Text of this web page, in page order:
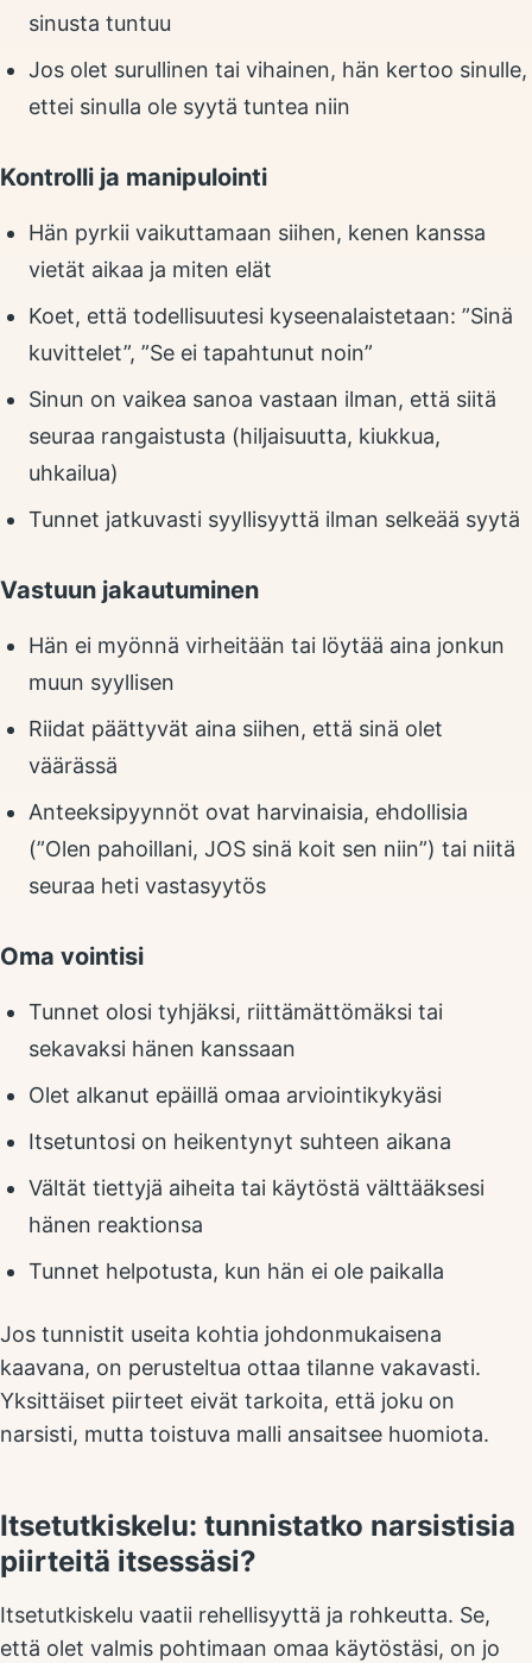
sinusta tuntuu
Jos olet surullinen tai vihainen, hän kertoo sinulle,
ettei sinulla ole syytä tuntea niin
Kontrolli ja manipulointi
Hän pyrkii vaikuttamaan siihen, kenen kanssa
vietät aikaa ja miten elät
Koet, että todellisuutesi kyseenalaistetaan: ”Sinä
kuvittelet”, ”Se ei tapahtunut noin”
Sinun on vaikea sanoa vastaan ilman, että siitä
seuraa rangaistusta (hiljaisuutta, kiukkua,
uhkailua)
Tunnet jatkuvasti syyllisyyttä ilman selkeää syytä
Vastuun jakautuminen
Hän ei myönnä virheitään tai löytää aina jonkun
muun syyllisen
Riidat päättyvät aina siihen, että sinä olet
väärässä
Anteeksipyynnöt ovat harvinaisia, ehdollisia
(”Olen pahoillani, JOS sinä koit sen niin”) tai niitä
seuraa heti vastasyytös
Oma vointisi
Tunnet olosi tyhjäksi, riittämättömäksi tai
sekavaksi hänen kanssaan
Olet alkanut epäillä omaa arviointikykyäsi
Itsetuntosi on heikentynyt suhteen aikana
Vältät tiettyjä aiheita tai käytöstä välttääksesi
hänen reaktionsa
Tunnet helpotusta, kun hän ei ole paikalla
Jos tunnistit useita kohtia johdonmukaisena
kaavana, on perusteltua ottaa tilanne vakavasti.
Yksittäiset piirteet eivät tarkoita, että joku on
narsisti, mutta toistuva malli ansaitsee huomiota.
Itsetutkiskelu: tunnistatko narsistisia
piirteitä itsessäsi?
Itsetutkiskelu vaatii rehellisyyttä ja rohkeutta. Se,
että olet valmis pohtimaan omaa käytöstäsi, on jo